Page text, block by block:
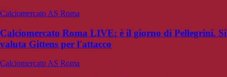
Calciomercato AS Roma
Calciomercato Roma LIVE: è il giorno di Pellegrini. Si
valuta Gittens per l'attacco
Calciomercato AS Roma